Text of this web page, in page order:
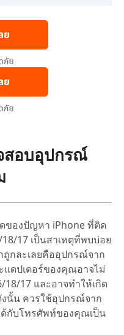
สอบอุปกรณ์
ของปัญหา iPhone ที่ติด
17 เป็นสาเหตุที่พบบ่อย
กละเลยคืออุปกรณ์จาก
ดปเตอร์ของคุณอาจไม่
18/17 และอาจทำให้เกิด
นั้น ควรใช้อุปกรณ์จาก
กับโทรศัพท์ของคุณเป็น